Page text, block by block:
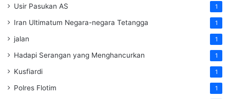
Usir Pasukan AS 1
Iran Ultimatum Negara-negara Tetangga 1
jalan 1
Hadapi Serangan yang Menghancurkan 1
Kusfiardi 1
Polres Flotim 1